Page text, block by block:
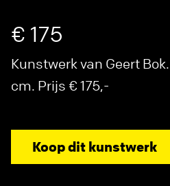
€ 175
Kunstwerk van Geert
cm. Prijs € 175,-
Koop dit kunstwerk